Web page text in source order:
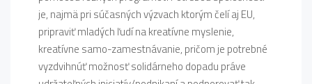
je, najmä pri súčasných výzvach ktorým čelí aj EU,
pripraviť mladých ľudí na kreatívne myslenie,
kreatívne samo-zamestnávanie, pričom je potrebné
vyzdvihnúť možnosť solidárneho dopadu práve